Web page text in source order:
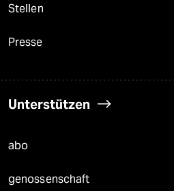
Stellen
Presse
Unterstützen
abo
genossenschaft